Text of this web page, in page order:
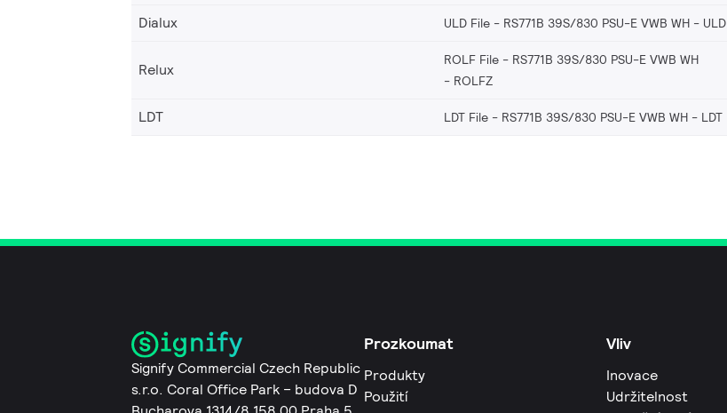
Dialux
ULD File - RS771B 39S/830 PSU-E VWB WH ULD
Relux
ROLF File - RS771B 39S/830 PSU-E VWB WH
ROLFZ
LDT LDT File - RS771B 39S/830 PSU-E VWB WH LDT
Signify Commercial Czech Republic
s.r.o. Coral Office Park – budova D
Prozkoumat
Produkty
Použití
Vliv
Inovace
Udržitelnost